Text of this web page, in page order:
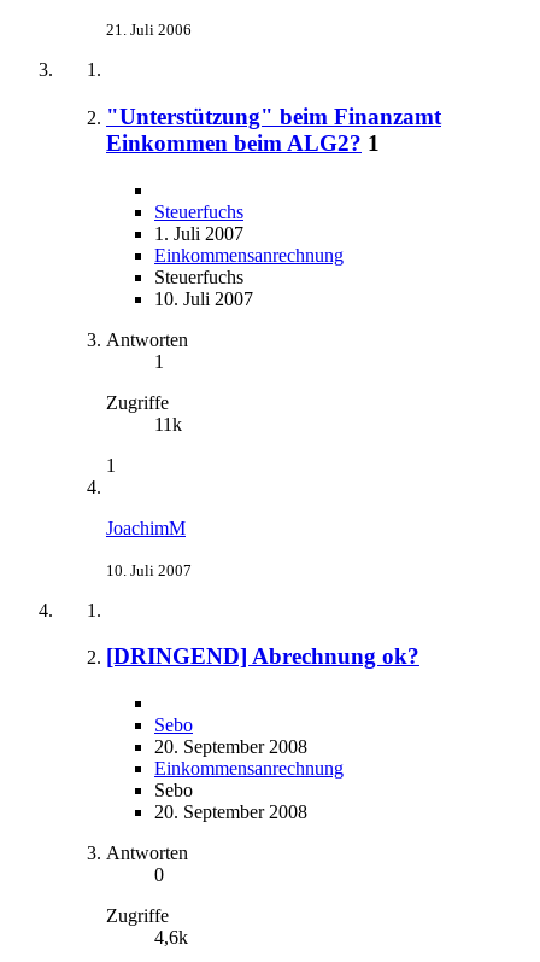
21. Juli 2006
"Unterstützung" beim Finanzamt
Einkommen beim ALG2? 1
Steuerfuchs
1. Juli 2007
Einkommensanrechnung
Steuerfuchs
10. Juli 2007
Antworten
1
Zugriffe
11k
1
JoachimM
10. Juli 2007
[DRINGEND] Abrechnung ok?
Sebo
20. September 2008
Einkommensanrechnung
Sebo
20. September 2008
Antworten
0
Zugriffe
4,6k